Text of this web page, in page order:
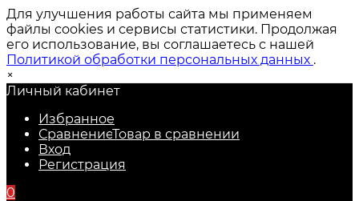
Для улучшения работы сайта мы применяем
файлы cookies и сервисы статистики. Продолжая
его использование, вы соглашаетесь с нашей
Политикой обработки персональных данных .
×
Личный кабинет
Избранное
СравнениеТовар в сравнении
Вход
Регистрация
0